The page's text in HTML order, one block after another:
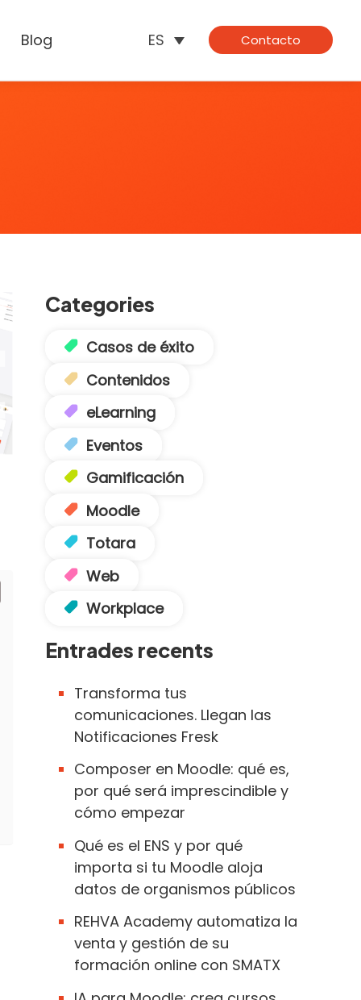
Blog ES Contacto
Categories
Casos de éxito
Contenidos
eLearning
Eventos
Gamificación
Moodle
Totara
Web
Workplace
Entrades recents
Transforma tus
comunicaciones. Llegan las
Notificaciones Fresk
Composer en Moodle: qué es,
por qué será imprescindible y
cómo empezar
Qué es el ENS y por qué
importa si tu Moodle aloja
datos de organismos públicos
REHVA Academy automatiza la
venta y gestión de su
formación online con SMATX